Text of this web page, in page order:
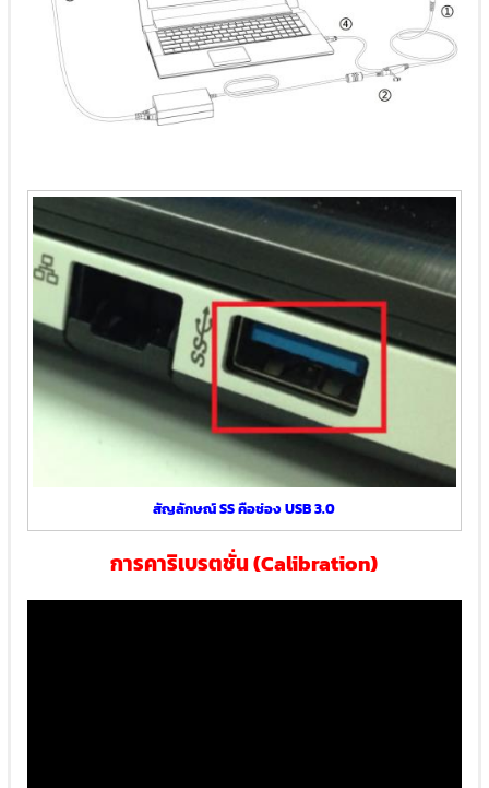
สัญลักษณ์ SS คือช่อง USB 3.0
การคาริเบรตชั่น (Calibration)